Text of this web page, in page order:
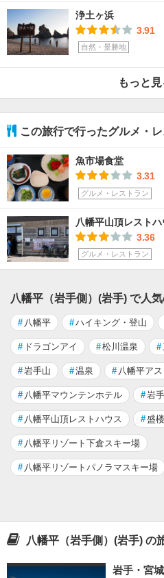
浄土ヶ浜
3.91
自然・景勝地
もっと見
この旅行で行ったグルメ・
魚市場食堂
3.31
グルメ・レストラン
八幡平山頂レストハ
3.36
グルメ・レストラン
八幡平（岩手側）(岩手) で人
# 八幡平 #ハイキング・登山
# ドラゴンアイ #松川温泉 #
#岩手山 #温泉 # 八幡平ア
# 八幡平マウンテンホテル #岩手
# 八幡平山頂レストハウス #盛
# 八幡平リゾート下倉スキー場
# 八幡平リゾートパノラマスキー場
八幡平（岩手側）(岩手) の
岩手・宮